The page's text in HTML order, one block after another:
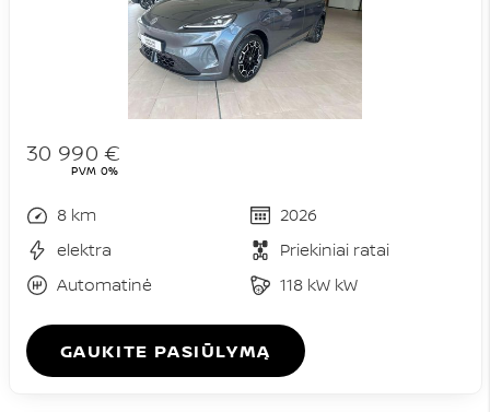
30 990 €
PVM 0%
8 km
2026
elektra
Priekiniai ratai
Automatinė
118 kW kW
GAUKITE PASIŪLYMĄ